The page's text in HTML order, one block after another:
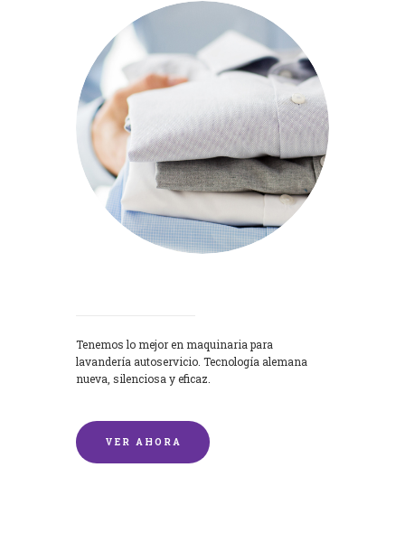
Tenemos lo mejor en maquinaria para
lavandería autoservicio. Tecnología alemana
nueva, silenciosa y eficaz.
VER AHORA